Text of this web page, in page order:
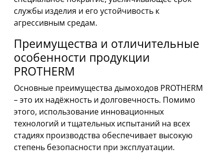
службы изделия и его устойчивость к
агрессивным средам.
Преимущества и отличительные
особенности продукции
PROTHERM
Основные преимущества дымоходов PROTHERM
– это их надёжность и долговечность. Помимо
этого, использование инновационных
технологий и тщательных испытаний на всех
стадиях производства обеспечивает высокую
степень безопасности при эксплуатации.